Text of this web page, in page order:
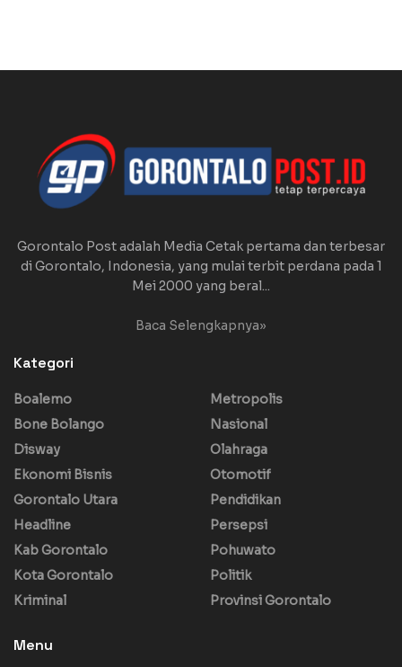
Gorontalo Post adalah Media Cetak pertama dan terbesar
di Gorontalo, Indonesia, yang mulai terbit perdana pada 1
Mei 2000 yang beral...
Baca Selengkapnya»
Kategori
Boalemo
Bone Bolango
Disway
Ekonomi Bisnis
Gorontalo Utara
Headline
Kab Gorontalo
Kota Gorontalo
Kriminal
Metropolis
Nasional
Olahraga
Otomotif
Pendidikan
Persepsi
Pohuwato
Politik
Provinsi Gorontalo
Menu